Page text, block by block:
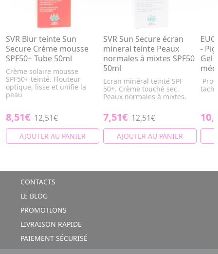
SVR Blur teinte Sun
Secure Crème mousse
SPF50+ Tube 50ml
Crème solaire mousse
SPF50+ teinté. Flouteur
optique, lisse et unifie la
peau
8,51€ 12,51€
AJOUTER AU PANIER
SVR Sun Secure écran
mineral teinte Peaux
normales à mixtes SPF50
50ml
Ecran minéral teinté SPF
50+. Crème touché sec.
Peaux normales à mixtes.
7,51€ 12,51€
AJOUTER AU PANIER
-
Gel
CONTACTS
LE BLOG
PROMOTIONS
LIVRAISON RAPIDE
PAIEMENT SÉCURISÉ